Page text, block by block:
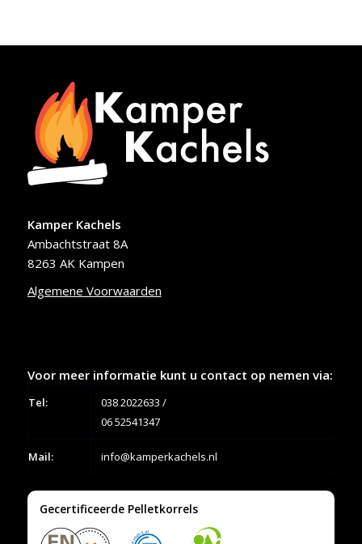
Kamper Kachels
Ambachtstraat 8A
8263 AK Kampen
Algemene Voorwaarden
Voor meer informatie kunt u contact op nemen via:
Tel: 038 2022633 /
06 52541347
Mail: info@kamperkachels.nl
Gecertificeerde Pelletkorrels